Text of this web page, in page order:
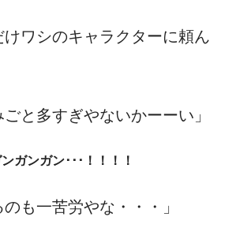
けワシのキャラクターに頼ん
ごと多すぎやないかーーい」
ガンガン･･･！！！！
のも一苦労やな・・・」